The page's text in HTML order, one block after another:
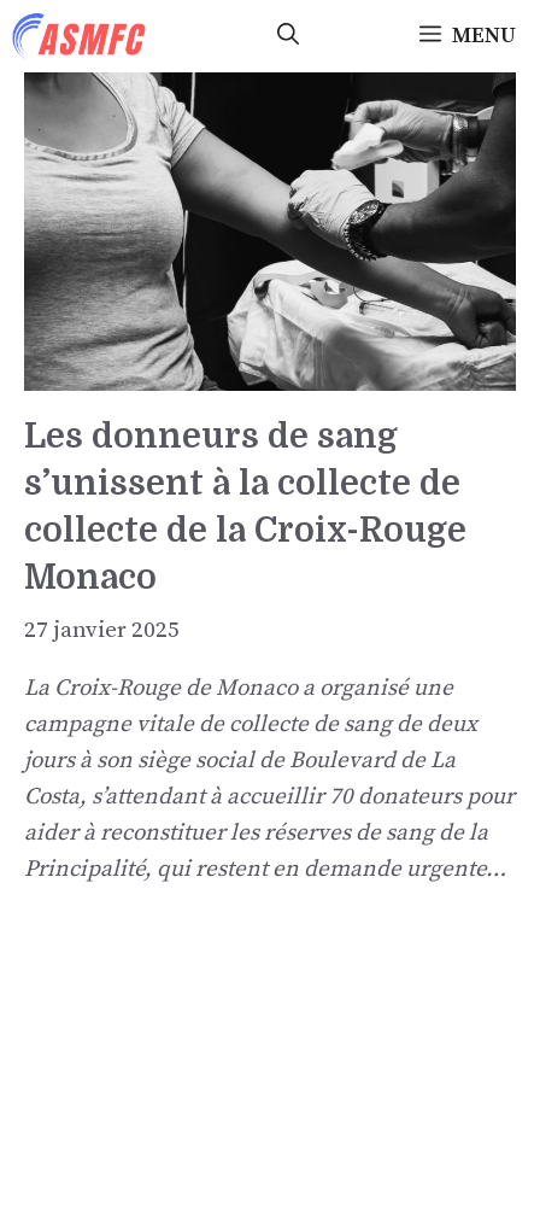
Aller
au
contenu
MENU
Les donneurs de sang
s’unissent à la collecte de
collecte de la Croix-Rouge
Monaco
27 janvier 2025
La Croix-Rouge de Monaco a organisé une
campagne vitale de collecte de sang de deux
jours à son siège social de Boulevard de La
Costa, s’attendant à accueillir 70 donateurs pour
aider à reconstituer les réserves de sang de la
Principalité, qui restent en demande urgente…